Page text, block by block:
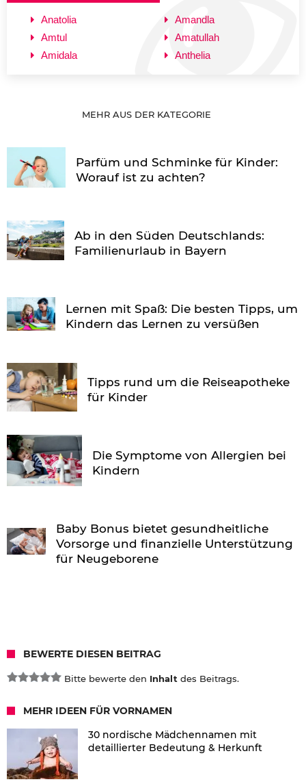
Anatolia
Amtul
Amidala
Amandla
Amatullah
Anthelia
MEHR AUS DER KATEGORIE
Parfüm und Schminke für Kinder:
Worauf ist zu achten?
Ab in den Süden Deutschlands:
Familienurlaub in Bayern
Lernen mit Spaß: Die besten Tipps, um
Kindern das Lernen zu versüßen
Tipps rund um die Reiseapotheke
für Kinder
Die Symptome von Allergien bei
Kindern
Baby Bonus bietet gesundheitliche
Vorsorge und finanzielle Unterstützung
für Neugeborene
BEWERTE DIESEN BEITRAG
Bitte bewerte den Inhalt des Beitrags.
MEHR IDEEN FÜR VORNAMEN
30 nordische Mädchennamen mit
detaillierter Bedeutung & Herkunft